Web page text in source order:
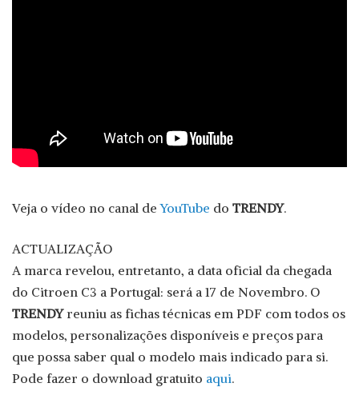
Veja o vídeo no canal deYouTube do TRENDY.
ACTUALIZAÇÃO
A marca revelou, entretanto, a data oficial da chegada
do Citroen C3 a Portugal: será a 17 de Novembro. O
TRENDYreuniu as fichas técnicas em PDF com todos os
modelos, personalizações disponíveis e preços para
que possa saber qual o modelo mais indicado para si.
Pode fazer o download gratuito aqui.